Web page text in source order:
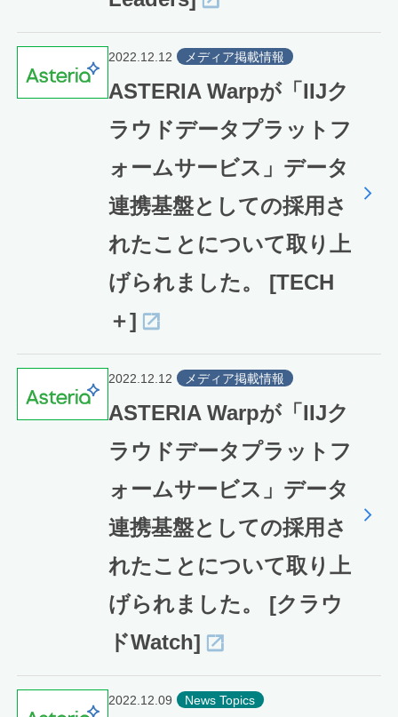
2022.12.12 メディア掲載情報
ASTERIA Warpが「IIJク
ラウドデータプラットフ
ォームサービス」データ
連携基盤としての採用さ
れたことについて取り上
げられました。 [TECH
＋]
2022.12.12 メディア掲載情報
ASTERIA Warpが「IIJク
ラウドデータプラットフ
ォームサービス」データ
連携基盤としての採用さ
れたことについて取り上
げられました。 [クラウ
ドWatch]
2022.12.09 News Topics